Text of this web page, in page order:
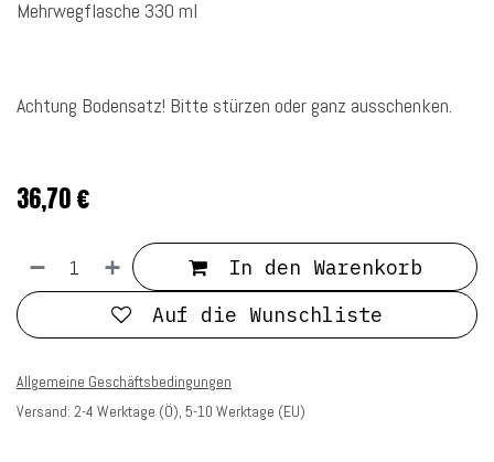
Mehrwegflasche 330 ml
Achtung Bodensatz! Bitte stürzen oder ganz ausschenken.
36,70€
In den Warenkorb
Auf die Wunschliste
Allgemeine Geschäftsbedingungen
Versand: 2-4 Werktage (Ö), 5-10 Werktage (EU)